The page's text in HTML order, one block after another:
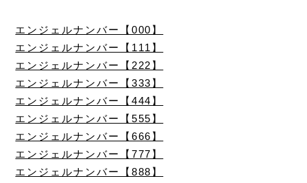
エンジェルナンバー【000】
エンジェルナンバー【111】
エンジェルナンバー【222】
エンジェルナンバー【333】
エンジェルナンバー【444】
エンジェルナンバー【555】
エンジェルナンバー【666】
エンジェルナンバー【777】
エンジェルナンバー【888】